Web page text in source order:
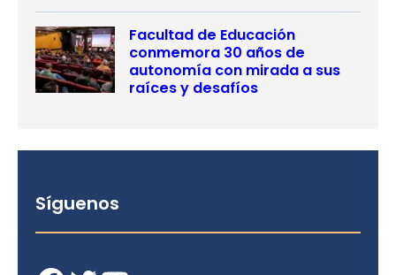
Facultad de Educación
conmemora 30 años de
autonomía con mirada a sus
raíces y desafíos
Síguenos